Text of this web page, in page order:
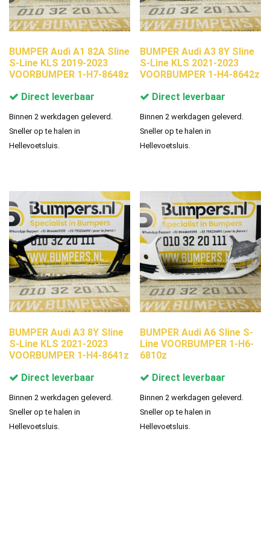
BUMPER Audi A1 82A Sline
S-Line KLS 2019-2023
VOORBUMPER 1-H7-8648z
Direct leverbaar
Binnen 2 werkdagen geleverd.
Sneller op te halen in
Hellevoetsluis.
BUMPER Audi A3 8Y Sline
S-Line KLS 2021-2023
VOORBUMPER 1-H4-8642z
Direct leverbaar
Binnen 2 werkdagen geleverd.
Sneller op te halen in
Hellevoetsluis.
BUMPER Audi A3 8Y Sline
S-Line KLS 2021-2023
VOORBUMPER 1-H4-8641z
Direct leverbaar
Binnen 2 werkdagen geleverd.
Sneller op te halen in
Hellevoetsluis.
BUMPER Audi A6 Sline S-
Line VOORBUMPER 1-H6-
6810z
Direct leverbaar
Binnen 2 werkdagen geleverd.
Sneller op te halen in
Hellevoetsluis.